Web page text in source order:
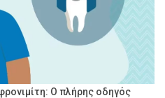
Ο πλήρης οδηγός